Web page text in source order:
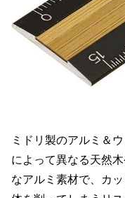
ミドリ製のアルミ＆
によって異なる天然
なアルミ素材で、カ